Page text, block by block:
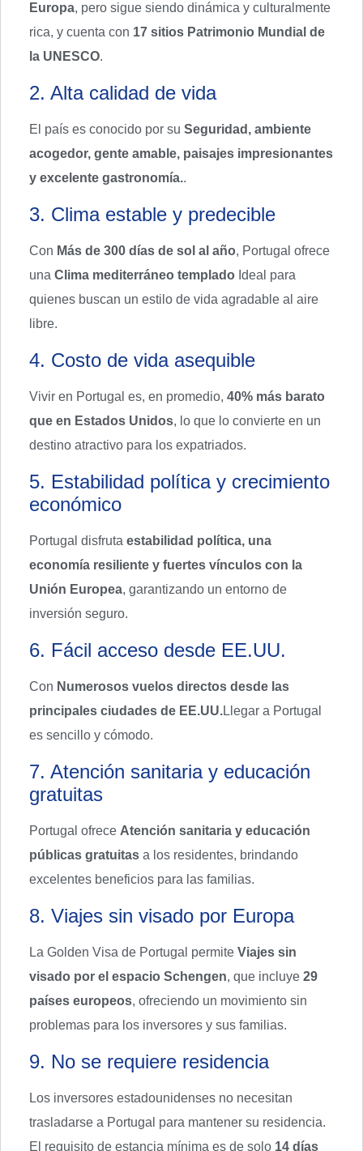
Europa, pero sigue siendo dinámica y culturalmente
rica, y cuenta con 17 sitios Patrimonio Mundial de
la UNESCO.
2. Alta calidad de vida
El país es conocido por su Seguridad, ambiente
acogedor, gente amable, paisajes impresionantes
y excelente gastronomía..
3. Clima estable y predecible
Con Más de 300 días de sol al año, Portugal ofrece
una Clima mediterráneo templado Ideal para
quienes buscan un estilo de vida agradable al aire
libre.
4. Costo de vida asequible
Vivir en Portugal es, en promedio, 40% más barato
que en Estados Unidos, lo que lo convierte en un
destino atractivo para los expatriados.
5. Estabilidad política y crecimiento
económico
Portugal disfruta estabilidad política, una
economía resiliente y fuertes vínculos con la
Unión Europea, garantizando un entorno de
inversión seguro.
6. Fácil acceso desde EE.UU.
Con Numerosos vuelos directos desde las
principales ciudades de EE.UU.Llegar a Portugal
es sencillo y cómodo.
7. Atención sanitaria y educación
gratuitas
Portugal ofrece Atención sanitaria y educación
públicas gratuitas a los residentes, brindando
excelentes beneficios para las familias.
8. Viajes sin visado por Europa
La Golden Visa de Portugal permite Viajes sin
visado por el espacio Schengen, que incluye 29
países europeos, ofreciendo un movimiento sin
problemas para los inversores y sus familias.
9. No se requiere residencia
Los inversores estadounidenses no necesitan
trasladarse a Portugal para mantener su residencia.
El requisito de estancia mínima es de solo 14 días